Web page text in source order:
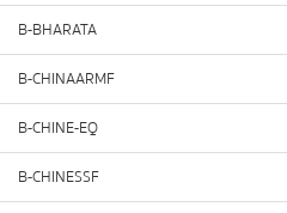
B-BHARATA
B-CHINAARMF
B-CHINE-EQ
B-CHINESSF